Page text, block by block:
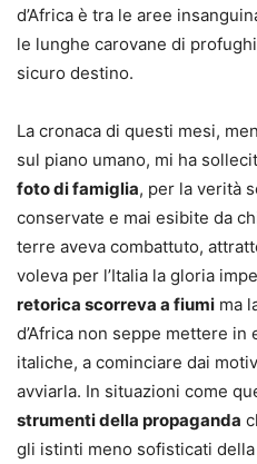
d’Africa è tra le aree
le lunghe carovane di
sicuro destino.
La cronaca di questi mesi,
sul piano umano, mi ha
foto di famiglia, per la verità
conservate e mai esibite da
terre aveva combattuto,
voleva per l’Italia la gloria
retorica scorreva a fiumi ma
d’Africa non seppe mettere
italiche, a cominciare dai
avviarla. In situazioni come
strumenti della propaganda
gli istinti meno sofisticati